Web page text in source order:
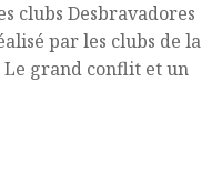
clubs Desbravadores
par les clubs de la
grand conflit et un